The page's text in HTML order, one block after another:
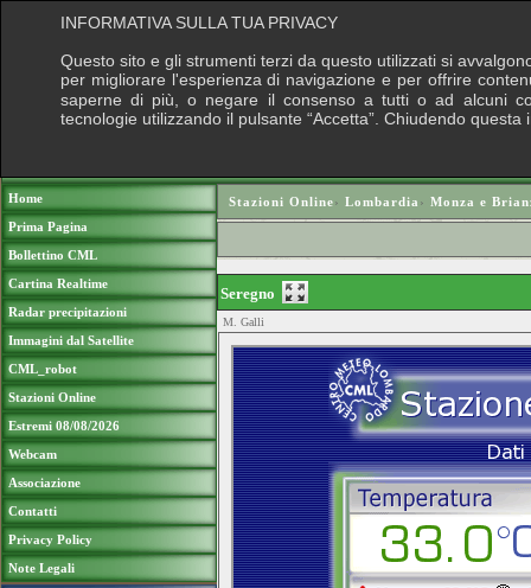
Home
Prima Pagina
Bollettino CML
Cartina Realtime
Radar precipitazioni
Immagini dal Satellite
CML_robot
Stazioni Online
Estremi 08/08/2026
Webcam
Associazione
Contatti
Privacy Policy
Note Legali
Stazioni Online› Lombardia › Monza e
Seregno
M. Galli
INFORMATIVA SULLA TUA PRIVACY
Questo sito e gli strumenti terzi da questo utilizzati si
per migliorare l'esperienza di navigazione e per offrire
saperne di più, o negare il consenso a tutti o ad alcuni
tecnologie utilizzando il pulsante “Accetta”. Chiudendo